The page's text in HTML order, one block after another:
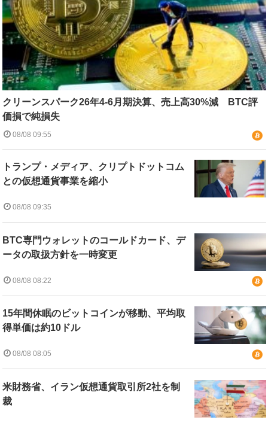
クリーンスパーク26年4-6月期決算、売上高30%減 BTC評
価損で純損失
08/08 09:55
トランプ・メディア、クリプトドットコム
との仮想通貨事業を縮小
08/08 09:35
BTC専門ウォレットのコールドカード、デ
ータの取扱方針を一時変更
08/08 08:22
15年間休眠のビットコインが移動、平均取
得単価は約10ドル
08/08 08:05
米財務省、イラン仮想通貨取引所2社を制
裁